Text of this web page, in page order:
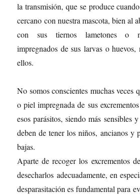
la transmisión, que se produce
cercano con nuestra mascota, bien al
con sus tiernos lametones o
impregnados de sus larvas o huevos,
ellos.
No somos conscientes muchas veces
o piel impregnada de sus
esos parásitos, siendo más sensibles
deben de tener los niños, ancianos y
bajas.
Aparte de recoger los excrementos
desecharlos adecuadamente, en
desparasitación es fundamental para